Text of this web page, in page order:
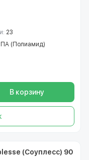
23
ПА (Полиамид)
В корзину
(Соуплесс) 90